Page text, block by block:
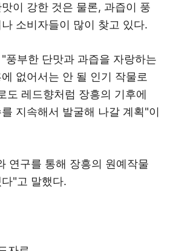
이 강한 것은 물론, 과즙이 풍
소비자들이 많이 찾고 있다.
풍부한 단맛과 과즙을 자랑하는
없어서는 안 될 인기 작물로
도 레드향처럼 장흥의 기후에
지속해서 발굴해 나갈 계획"이
연구를 통해 장흥의 원예작물
"고 말했다.